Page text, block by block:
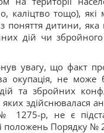
каліцтво тощо),
поняття дитини,
дій чи
увагу, що факт
окупація, не може
та збройних
яких здійснювалася
1275-р, не є
положень Порядку №